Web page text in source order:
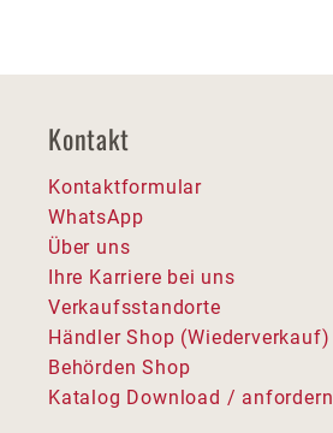
Kontakt
Kontaktformular
WhatsApp
Über uns
Ihre Karriere bei uns
Verkaufsstandorte
Händler Shop (Wiederverkauf)
Behörden Shop
Katalog Download / anfordern